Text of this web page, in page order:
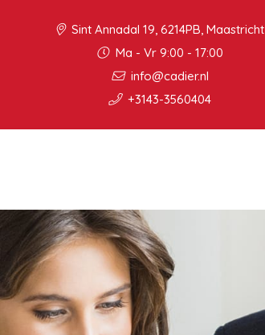
Sint Annadal 19, 6214PB, Maastricht
Ma - Vr 9:00 - 17:00
info@cadier.nl
+3143-3560404